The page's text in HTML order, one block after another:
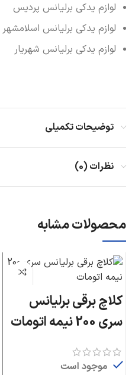
لوازم یدکی برلیانس پردیس
لوازم یدکی برلیانس اسلامشهر
لوازم یدکی برلیانس شهریار
توضیحات تکمیلی
نظرات (0)
محصولات مشابه
کلاچ برقی برلیانس
سری 200 نیمه اتومات
موجود است